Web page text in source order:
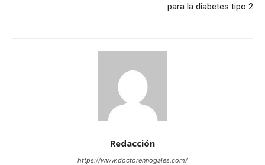
para la diabetes tipo 2
Redacción
https://www.doctorennogales.com/